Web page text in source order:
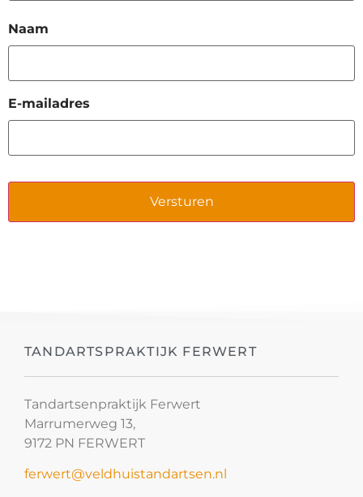
Naam
E-mailadres
TANDARTSPRAKTIJK FERWERT
Tandartsenpraktijk Ferwert
Marrumerweg 13,
9172 PN FERWERT
ferwert@veldhuistandartsen.nl